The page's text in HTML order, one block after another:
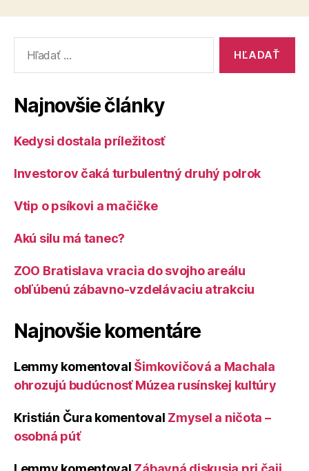
Najnovšie články
Kedysi dostala príležitosť
Investorov čaká turbulentný druhý polrok
Vtip o psíkovi a mačičke
Akú silu má tanec?
ZOO Bratislava vracia do svojho areálu
obľúbenú zábavno-vzdelávaciu atrakciu
Najnovšie komentáre
Lemmy komentoval Šimkovičová a Machala
ohrozujú budúcnosť Múzea rusínskej kultúry
Kristián Čura komentoval Zmysel a ničota –
osobná púť